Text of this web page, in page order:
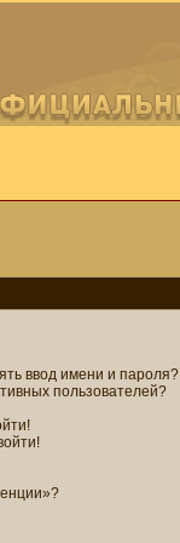
ввод имени и пароля?
пользователей?